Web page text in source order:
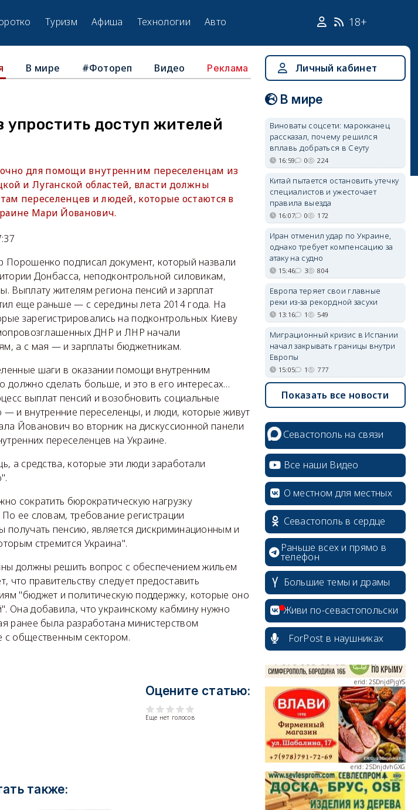
Туризм Афиша Технологии Авто 18+
В мире #Фотореп Видео Реклама
доступ жителей
для помощи внутренним переселенцам из
и Луганской областей, власти должны
переселенцев и людей, которые остаются в
Мари Йованович.
Порошенко подписал документ, который назвали
Донбасса, неподконтрольной силовикам,
Выплату жителям региона пенсий и зарплат
еще раньше — с середины лета 2014 года. На
зарегистрировались на подконтрольных Киеву
ДНР и ЛНР начали
а с мая — и зарплаты бюджетникам.
шаги в оказании помощи внутренним
должно сделать больше, и это в его интересах…
выплат пенсий и возобновить социальные
и внутренние переселенцы, и люди, которые живут
Йованович во вторник на дискуссионной панели
переселенцев на Украине.
а средства, которые эти люди заработали
сократить бюрократическую нагрузку
ее словам, требование регистрации
получать пенсию, является дискриминационным и
стремится Украина".
должны решить вопрос с обеспечением жильем
что правительству следует предоставить
"бюджет и политическую поддержку, которые оно
Она добавила, что украинскому кабмину нужно
ранее была разработана министерством
с общественным сектором.
Оцените статью:
Еще нет голосов
также:
Личный кабинет
В мире
Виноваты соцсети: марокканец
рассказал, почему решился
вплавь добраться в Сеуту
16:59 0 224
Китай пытается остановить утечку
специалистов и ужесточает
правила выезда
16:07 0 172
Иран отменил удар по Украине,
однако требует компенсацию за
атаку на судно
15:46 3 804
Европа теряет свои главные
реки из-за рекордной засухи
13:16 1 549
Миграционный кризис в Испании
начал закрывать границы внутри
Европы
15:05 1 777
Показать все новости
Севастополь на связи
Все наши Видео
О местном для местных
Севастополь в сердце
Раньше всех и прямо в
телефон
Большие темы и драмы
Живи по-севастопольски
ForPost в наушниках
erid: 2SDnjcrDNw6
erid: 2SDnjdPjgYS
erid: 2SDnjdvhGXG